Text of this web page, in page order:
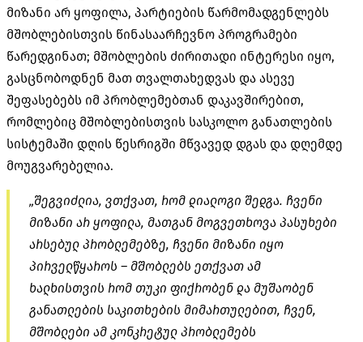
მიზანი არ ყოფილა, პარტიების წარმომადგენლებს
მშობლებისთვის წინასაარჩევნო პროგრამები
წარედგინათ; მშობლების ძირითადი ინტერესი იყო,
გასცნობოდნენ მათ თვალთახედვას და ასევე
შეფასებებს იმ პრობლემებთან დაკავშირებით,
რომლებიც მშობლებისთვის სასკოლო განათლების
სისტემაში დღის წესრიგში მწვავედ დგას და დღემდე
მოუგვარებელია.
„შეგვიძლია, ვთქვათ, რომ დიალოგი შედგა. ჩვენი
მიზანი არ ყოფილა, მათგან მოგვეთხოვა პასუხები
არსებულ პრობლემებზე, ჩვენი მიზანი იყო
პირველწყაროს – მშობლებს ეთქვათ ამ
ხალხისთვის რომ თუკი ფიქრობენ და მუშაობენ
განათლების საკითხების მიმართულებით, ჩვენ,
მშობლები ამ კონკრეტულ პრობლემებს